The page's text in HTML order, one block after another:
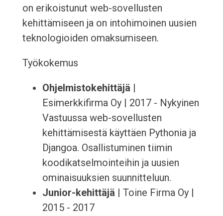
on erikoistunut web-sovellusten
kehittämiseen ja on intohimoinen uusien
teknologioiden omaksumiseen.
Työkokemus
Ohjelmistokehittäjä |
Esimerkkifirma Oy | 2017 - Nykyinen
Vastuussa web-sovellusten
kehittämisestä käyttäen Pythonia ja
Djangoa. Osallistuminen tiimin
koodikatselmointeihin ja uusien
ominaisuuksien suunnitteluun.
Junior-kehittäjä | Toine Firma Oy |
2015 - 2017